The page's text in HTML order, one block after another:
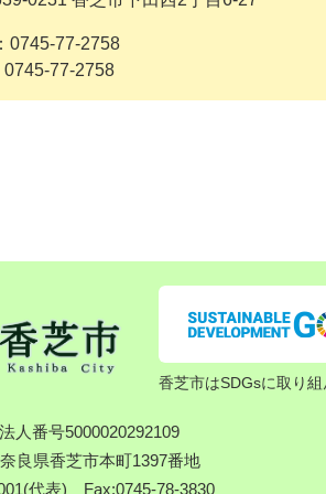
0745-77-2758
0745-77-2758
香芝市はSDGsに取り組
法人番号5000020292109
良県香芝市本町1397番地
代表) Fax:0745-78-3830